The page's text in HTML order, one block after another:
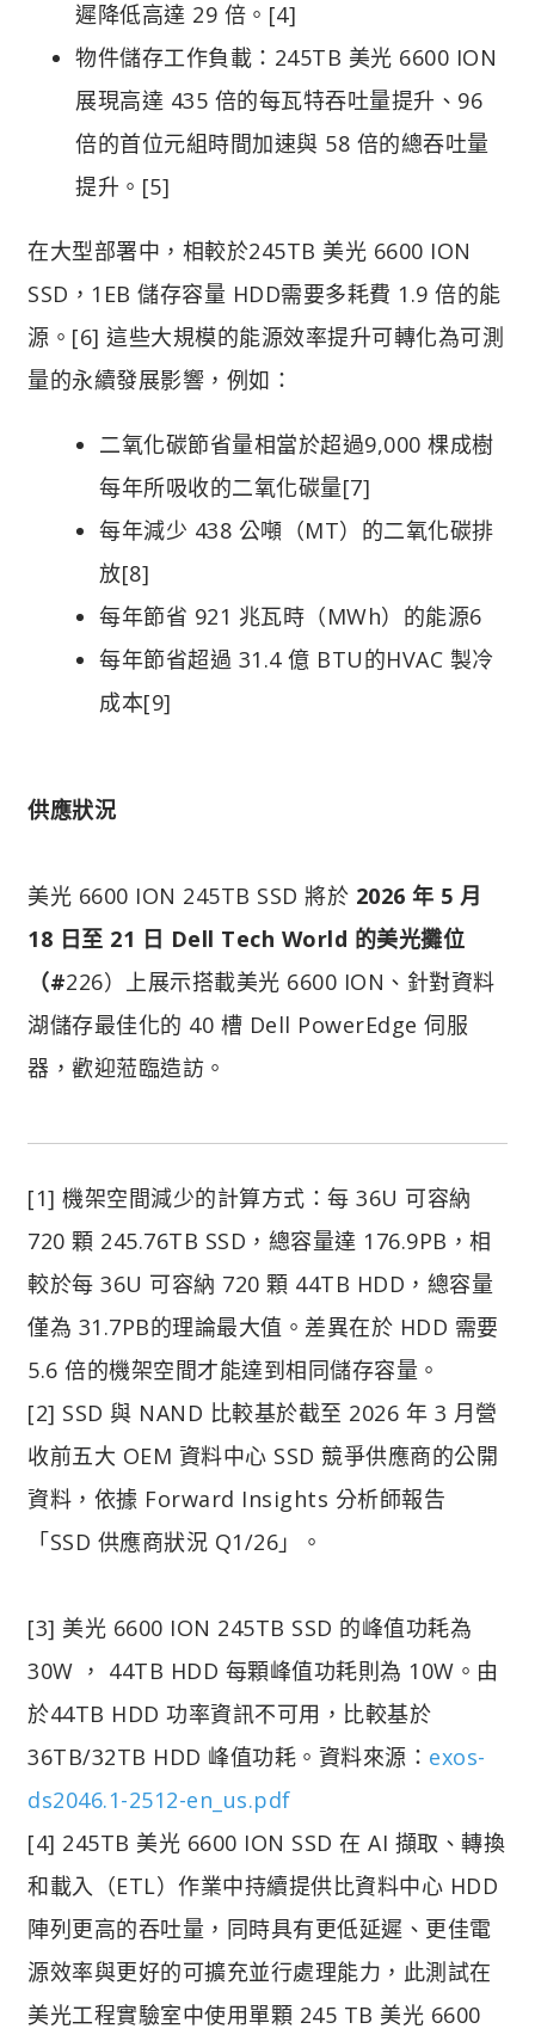
遲降低高達 29 倍。[4]
物件儲存工作負載：245TB 美光 6600 ION
展現高達 435 倍的每瓦特吞吐量提升、96
倍的首位元組時間加速與 58 倍的總吞吐量
提升。[5]
在大型部署中，相較於245TB 美光 6600 ION
SSD，1EB 儲存容量 HDD需要多耗費 1.9 倍的能
源。[6] 這些大規模的能源效率提升可轉化為可測
量的永續發展影響，例如：
二氧化碳節省量相當於超過9,000 棵成樹
每年所吸收的二氧化碳量[7]
每年減少 438 公噸（MT）的二氧化碳排
放[8]
每年節省 921 兆瓦時（MWh）的能源6
每年節省超過 31.4 億 BTU的HVAC 製冷
成本[9]
供應狀況
美光 6600 ION 245TB SSD 將於 2026 年 5 月
18 日至 21 日 Dell Tech World 的美光攤位
（#226）上展示搭載美光 6600 ION、針對資料
湖儲存最佳化的 40 槽 Dell PowerEdge 伺服
器，歡迎蒞臨造訪。
[1] 機架空間減少的計算方式：每 36U 可容納
720 顆 245.76TB SSD，總容量達 176.9PB，相
較於每 36U 可容納 720 顆 44TB HDD，總容量
僅為 31.7PB的理論最大值。差異在於 HDD 需要
5.6 倍的機架空間才能達到相同儲存容量。
[2] SSD 與 NAND 比較基於截至 2026 年 3 月營
收前五大 OEM 資料中心 SSD 競爭供應商的公開
資料，依據 Forward Insights 分析師報告
「SSD 供應商狀況 Q1/26」。
[3] 美光 6600 ION 245TB SSD 的峰值功耗為
30W ， 44TB HDD 每顆峰值功耗則為 10W。由
於44TB HDD 功率資訊不可用，比較基於
36TB/32TB HDD 峰值功耗。資料來源： exos-
ds2046.1-2512-en_us.pdf
[4] 245TB 美光 6600 ION SSD 在 AI 擷取、轉換
和載入（ETL）作業中持續提供比資料中心 HDD
陣列更高的吞吐量，同時具有更低延遲、更佳電
源效率與更好的可擴充並行處理能力，此測試在
美光工程實驗室中使用單顆 245 TB 美光 6600